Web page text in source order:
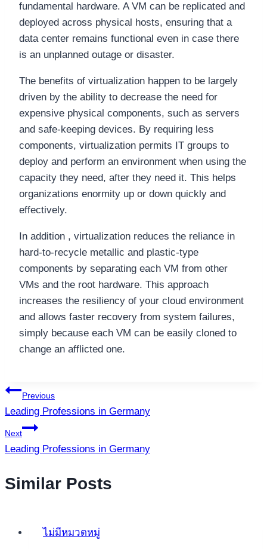
fundamental hardware. A VM can be replicated and
deployed across physical hosts, ensuring that a
data center remains functional even in case there
is an unplanned outage or disaster.
The benefits of virtualization happen to be largely
driven by the ability to decrease the need for
expensive physical components, such as servers
and safe-keeping devices. By requiring less
components, virtualization permits IT groups to
deploy and perform an environment when using the
capacity they need, after they need it. This helps
organizations enormity up or down quickly and
effectively.
In addition , virtualization reduces the reliance in
hard-to-recycle metallic and plastic-type
components by separating each VM from other
VMs and the root hardware. This approach
increases the resiliency of your cloud environment
and allows faster recovery from system failures,
simply because each VM can be easily cloned to
change an afflicted one.
แนะแนว
เรื่อง
Previous
Leading Professions in Germany
Next
Leading Professions in Germany
Similar Posts
ไม่มีหมวดหมู่